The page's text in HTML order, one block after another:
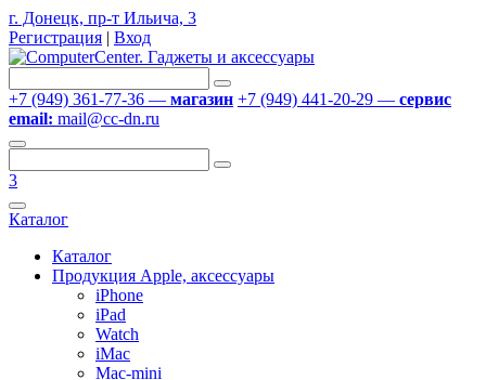
г. Донецк, пр-т Ильича, 3
Регистрация | Вход
+7 (949) 361-77-36 — магазин +7 (949) 441-20-29 — сервис
email: mail@cc-dn.ru
3
Каталог
Каталог
Продукция Apple, аксессуары
iPhone
iPad
Watch
iMac
Mac-mini